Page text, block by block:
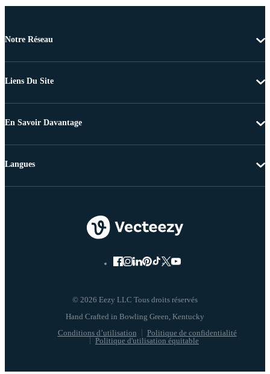
Notre Réseau
Liens Du Site
En Savoir Davantage
© 2026 Eezy LLC Tous droits réservés
Conditions d’utilisation
Politique de confidentialité
Politique d'utilisation équitable
Langues